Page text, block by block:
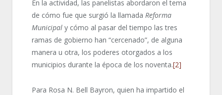
En la actividad, las panelistas abordaron el tema
de cómo fue que surgió la llamada Reforma
Municipaly cómo al pasar del tiempo las tres
ramas de gobierno han “cercenado”, de alguna
manera u otra, los poderes otorgados a los
municipios durante la época de los noventa.[2]
Para Rosa N. Bell Bayron, quien ha impartido el